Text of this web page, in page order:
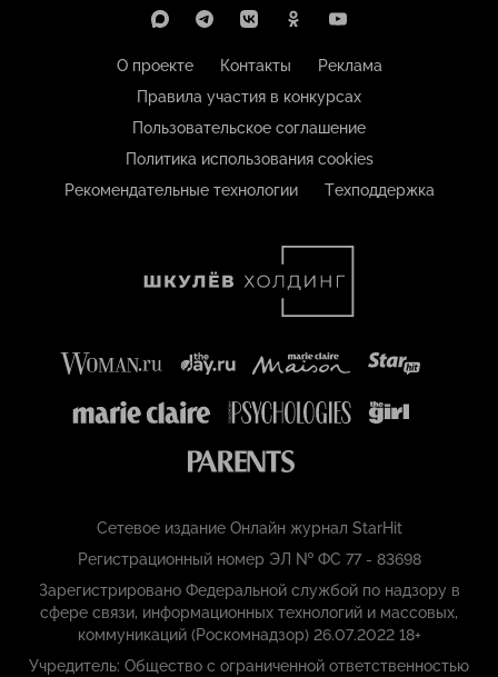
О проекте Контакты
Реклама
Правила участия в конкурсах
Пользовательское соглашение
Политика использования cookies
Рекомендательные технологии
Техподдержка
Сетевое издание Онлайн журнал StarHit
Регистрационный номер ЭЛ № ФС 77 - 83698
Зарегистрировано Федеральной службой по надзору в
сфере связи, информационных технологий и массовых,
коммуникаций (Роскомнадзор) 26.07.2022 18+
Учредитель: Общество с ограниченной ответственностью